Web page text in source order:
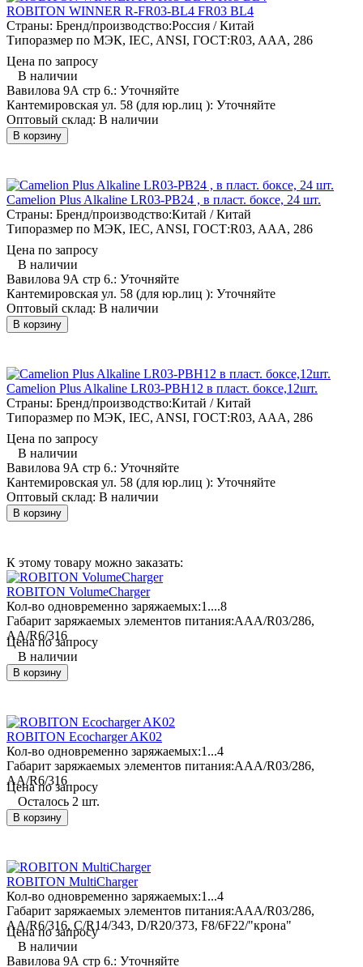
ROBITON WINNER R-FR03-BL4 FR03 BL4
Страны: Бренд/производство:Россия / Китай
Типоразмер по МЭК, IEC, ANSI, ГОСТ:R03, AAA, 286
Цена по запросу
В наличии
Вавилова 9А стр 6.: Уточняйте
Кантемировская ул. 58 (для юр.лиц ): Уточняйте
Оптовый склад: В наличии
В корзину
Camelion Plus Alkaline LR03-PB24 , в пласт. боксе, 24 шт.
Страны: Бренд/производство:Китай / Китай
Типоразмер по МЭК, IEC, ANSI, ГОСТ:R03, AAA, 286
Цена по запросу
В наличии
Вавилова 9А стр 6.: Уточняйте
Кантемировская ул. 58 (для юр.лиц ): Уточняйте
Оптовый склад: В наличии
В корзину
Camelion Plus Alkaline LR03-PBH12 в пласт. боксе,12шт.
Страны: Бренд/производство:Китай / Китай
Типоразмер по МЭК, IEC, ANSI, ГОСТ:R03, AAA, 286
Цена по запросу
В наличии
Вавилова 9А стр 6.: Уточняйте
Кантемировская ул. 58 (для юр.лиц ): Уточняйте
Оптовый склад: В наличии
В корзину
К этому товару можно заказать:
ROBITON VolumeCharger
Кол-во одновременно заряжаемых:1....8
Габарит заряжаемых элементов питания:AAA/R03/286,
AA/R6/316
Цена по запросу
В наличии
В корзину
ROBITON Ecocharger AK02
Кол-во одновременно заряжаемых:1...4
Габарит заряжаемых элементов питания:AAA/R03/286,
AA/R6/316
Цена по запросу
Осталось 2 шт.
В корзину
ROBITON MultiCharger
Кол-во одновременно заряжаемых:1...4
Габарит заряжаемых элементов питания:AAA/R03/286,
AA/R6/316, C/R14/343, D/R20/373, F8/6F22/"крона"
Цена по запросу
В наличии
Вавилова 9А стр 6.: Уточняйте